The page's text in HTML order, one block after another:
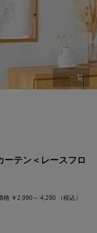
一覧
ーテン＜レースフロ
￥2,990～ 4,290 （税込）